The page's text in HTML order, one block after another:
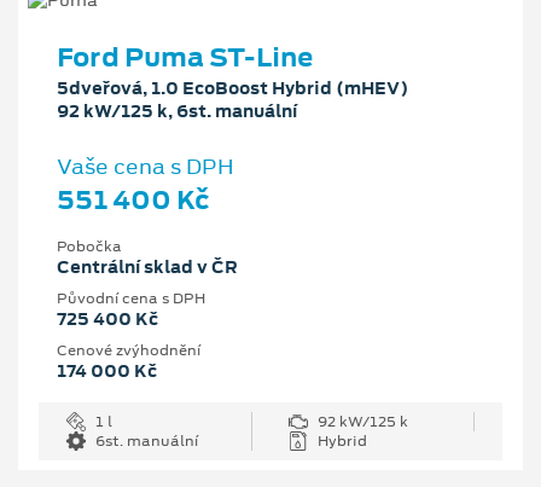
Ford Puma ST-Line
5dveřová, 1.0 EcoBoost Hybrid (mHEV)
92 kW/125 k, 6st. manuální
Vaše cena s DPH
551 400 Kč
Pobočka
Centrální sklad v ČR
Původní cena s DPH
725 400 Kč
Cenové zvýhodnění
174 000 Kč
1 l
92 kW/125 k
6st. manuální
Hybrid